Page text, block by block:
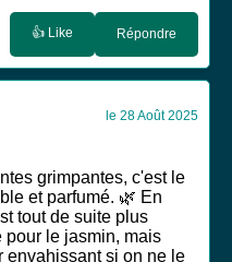
👍 Like Répondre
le 28 Août 2025
grimpantes, c'est le
et parfumé. 🌿 En
tout de suite plus
le jasmin, mais
envahissant si on ne le